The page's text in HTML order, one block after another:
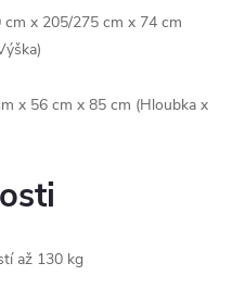
x 205/275 cm x 74 cm
x 56 cm x 85 cm (Hloubka x
až 130 kg